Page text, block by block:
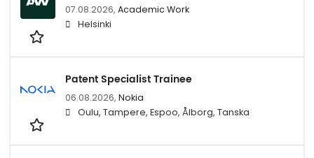
07.08.2026, Academic Work
Helsinki
Patent Specialist Trainee
06.08.2026, Nokia
Oulu, Tampere, Espoo, Ålborg, Tanska